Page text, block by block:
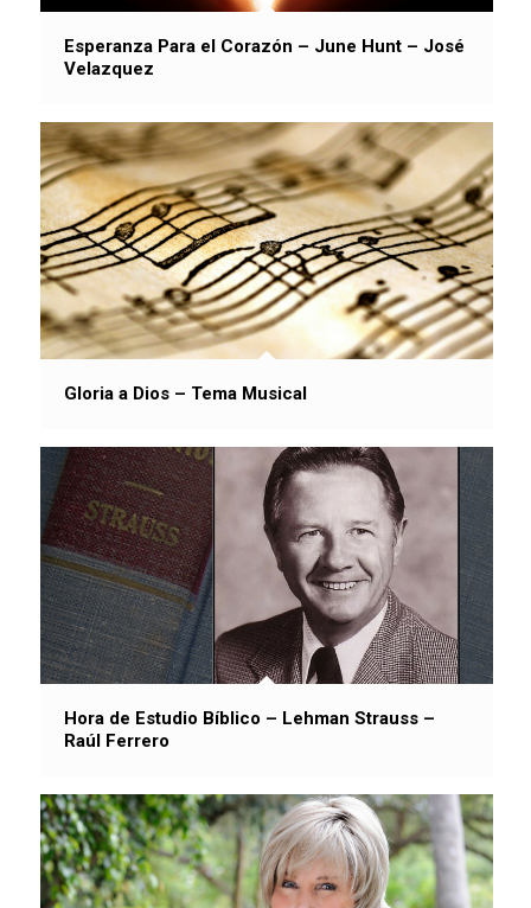
Esperanza Para el Corazón – June Hunt – José
Velazquez
Gloria a Dios – Tema Musical
Hora de Estudio Bíblico – Lehman Strauss –
Raúl Ferrero